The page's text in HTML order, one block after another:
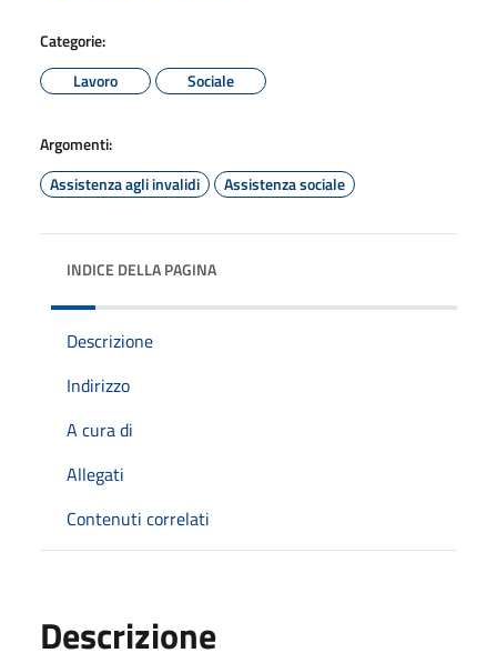
Categorie:
Lavoro
Sociale
Argomenti:
Assistenza agli invalidi
Assistenza sociale
INDICE DELLA PAGINA
Descrizione
Indirizzo
A cura di
Allegati
Contenuti correlati
Descrizione